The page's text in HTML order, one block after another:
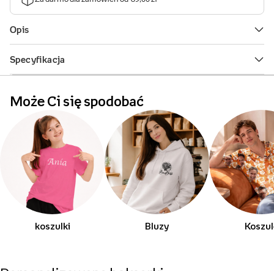
Może Ci się spodobać
koszulki Bluzy